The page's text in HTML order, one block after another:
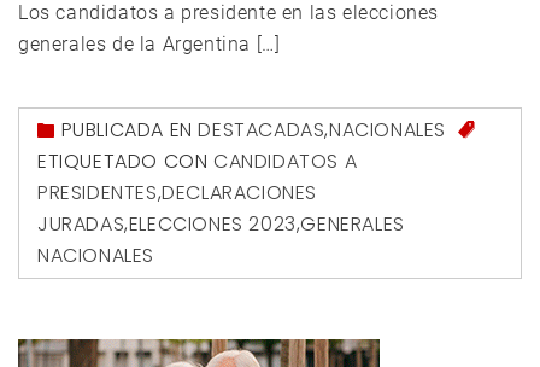
Los candidatos a presidente en las elecciones
generales de la Argentina […]
PUBLICADA ENDESTACADAS,NACIONALES
ETIQUETADO CON CANDIDATOS A
PRESIDENTES,DECLARACIONES
JURADAS,ELECCIONES 2023,GENERALES
NACIONALES